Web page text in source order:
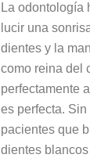
La odontología
lucir una
dientes y la
como reina del
perfectamente
es perfecta.
pacientes que
dientes